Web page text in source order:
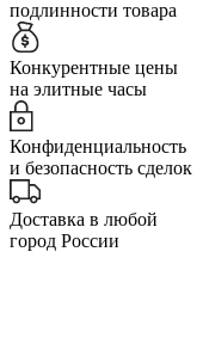
подлинности товара
Конкурентные цены
на элитные часы
Конфиденциальность
и безопасность сделок
Доставка в любой
город России